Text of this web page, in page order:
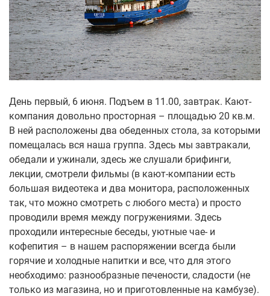
День первый, 6 июня. Подъем в 11.00, завтрак. Кают-
компания довольно просторная – площадью 20 кв.м.
В ней расположены два обеденных стола, за которыми
помещалась вся наша группа. Здесь мы завтракали,
обедали и ужинали, здесь же слушали брифинги,
лекции, смотрели фильмы (в кают-компании есть
большая видеотека и два монитора, расположенных
так, что можно смотреть с любого места) и просто
проводили время между погружениями. Здесь
проходили интересные беседы, уютные чае- и
кофепития – в нашем распоряжении всегда были
горячие и холодные напитки и все, что для этого
необходимо: разнообразные печености, сладости (не
только из магазина, но и приготовленные на камбузе).